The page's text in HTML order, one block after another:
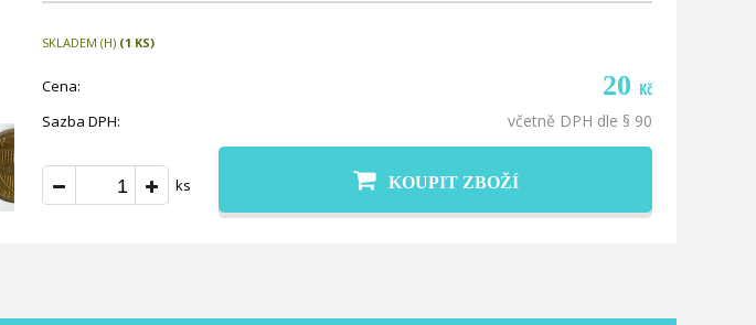
SKLADEM (H) (1 KS)
Cena: 20 Kč
Sazba DPH: včetně DPH dle § 90
ks KOUPIT ZBOŽÍ